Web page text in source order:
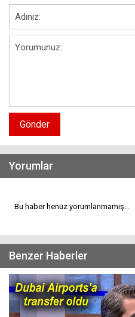
Gönder
Yorumlar
Bu haber henüz yorumlanmamış...
Benzer Haberler